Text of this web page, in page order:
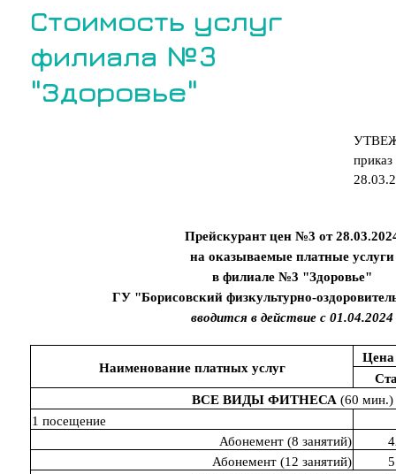
Стоимость услуг
филиала №3
"Здоровье"
Прейскурант цен №3 от
на оказываемые платные услуги
в филиале №3 "Здоровье"
ГУ "Борисовский физкультурно-
вводится в действие с 01.04.2024
Наименование платных услуг
Цена
ВСЕ ВИДЫ ФИТНЕСА (60 мин.)
1 посещение
Абонемент (8 занятий)
Абонемент (12 занятий)